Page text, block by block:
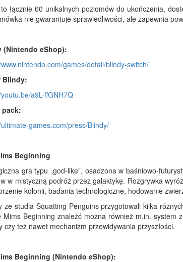
łącznie 60 unikalnych poziomów do ukończenia,
nie gwarantuje sprawiedliwości, ale zapewnia
(Nintendo eShop):
games/detail/blindy-switch/
Blindy:
a9L-ffGNH7Q
pack:
games.com/press/Blindy/
Beginning
gra typu „god-like”, osadzona w baśniowo-
w mistyczną podróż przez galaktykę. Rozgrywka
kolonii, badania technologiczne, hodowanie
ze studia Squatting Penguins przygotowali kilka
Mims Beginning znaleźć można również m.in. system
czy też nawet mechanizm przewidywania przyszłości.
Beginning (Nintendo eShop):